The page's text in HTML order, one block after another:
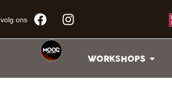
volg ons
WORKSHOPS